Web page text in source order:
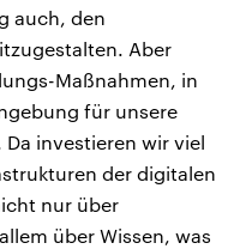
auch, den
Aber
Maßnahmen, in
für unsere
investieren wir viel
der digitalen
nur über
über Wissen, was